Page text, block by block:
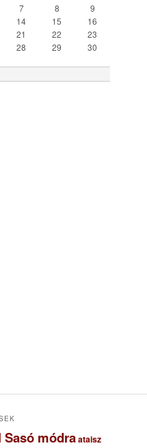
7 8
9
14 15
16
21 22
23
28 29
30
módraataisz